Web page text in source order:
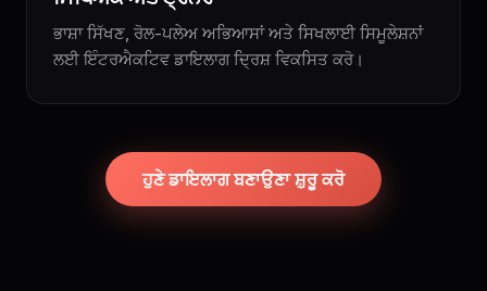
ਭਾਸ਼ਾ ਸਿੱਖਣ, ਰੋਲ-ਪਲੇਅ ਅਭਿਆਸਾਂ ਅਤੇ ਸਿਖਲਾਈ ਸਿਮੂਲੇਸ਼ਨਾਂ
ਲਈ ਇੰਟਰਐਕਟਿਵ ਡਾਇਲਾਗ ਦ੍ਰਿਸ਼ ਵਿਕਸਿਤ ਕਰੋ।
ਹੁਣੇ ਡਾਇਲਾਗ ਬਣਾਉਣਾ ਸ਼ੁਰੂ ਕਰੋ